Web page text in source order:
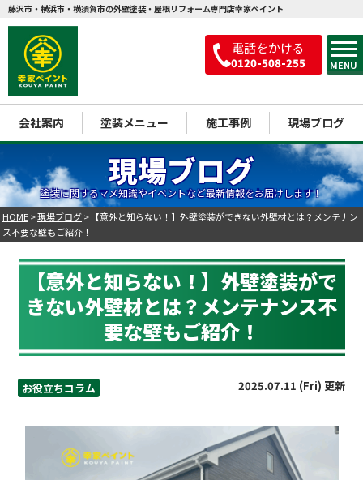
電話をかける
0120-508-255 MENU
藤沢市・横浜市・横須賀市の外壁塗装・屋根リフォーム専門店幸家ペイント
会社案内 塗装メニュー 施工事例 現場ブログ
現場ブログ
塗装に関するマメ知識やイベントなど最新情報をお届けします！
HOME>現場ブログ> 【意外と知らない！】外壁塗装ができない外壁材とは？メンテナン
ス不要な壁もご紹介！
【意外と知らない！】外壁塗装がで
きない外壁材とは？メンテナンス不
要な壁もご紹介！
お役立ちコラム 2025.07.11 (Fri) 更新